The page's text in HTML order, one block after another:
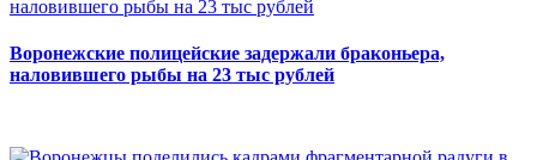
Воронежские полицейские задержали браконьера,
наловившего рыбы на 23 тыс рублей